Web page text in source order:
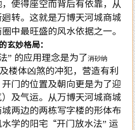
使得座空而背后有依靠，从
转。这就是万博天河城商城
中最旺盛的风水依据之一。
玄妙格局：
的应用理念是为了消砂纳
楼体凶煞的冲犯，营造有利
门的位置及朝向更是为了迎
及气运。从万博天河城商城
两边的两栋写字楼的形体布
学的阳宅“开门放水法” 运